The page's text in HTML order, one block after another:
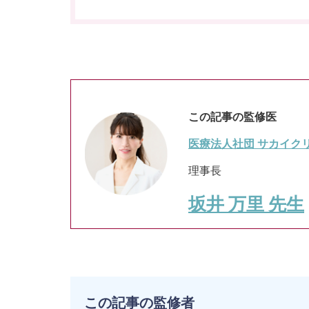
この記事の監修医
医療法人社団 サカイク
理事長
坂井 万里 先生
この記事の監修者